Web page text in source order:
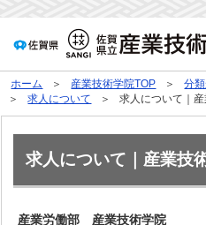
ホーム 産業技術学院TOP 分
求人について
求人について｜
求人について｜産業技
産業労働部 産業技術学院